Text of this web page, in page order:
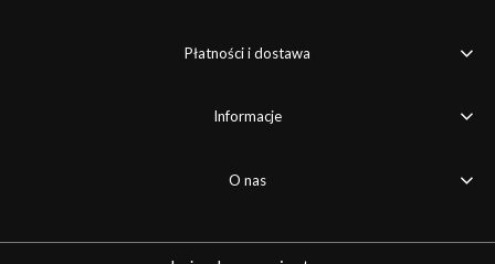
Płatności i dostawa
Informacje
O nas